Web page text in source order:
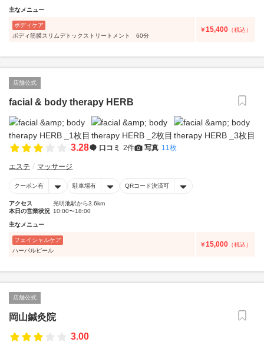
主なメニュー
ボディケア
ボディ筋膜スリムデトックストリートメント 60分
￥15,400 （税込）
店舗公式
facial & body therapy HERB
3.28 口コミ 2件 写真 11枚
エステ マッサージ
クーポン有 駐車場有 QRコード決済可
アクセス
光明池駅から3.6km
本日の営業状況 10:00〜18:00
主なメニュー
フェイシャルケア
ハーバルピール
￥15,000 （税込）
店舗公式
岡山鍼灸院
3.00